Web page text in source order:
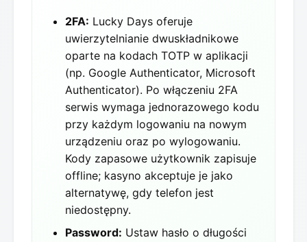
2FA: Lucky Days oferuje
uwierzytelnianie dwuskładnikowe
oparte na kodach TOTP w aplikacji
(np. Google Authenticator, Microsoft
Authenticator). Po włączeniu 2FA
serwis wymaga jednorazowego kodu
przy każdym logowaniu na nowym
urządzeniu oraz po wylogowaniu.
Kody zapasowe użytkownik zapisuje
offline; kasyno akceptuje je jako
alternatywę, gdy telefon jest
niedostępny.
Password: Ustaw hasło o długości